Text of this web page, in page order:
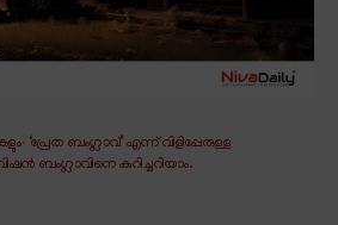
‘പ്രേത ബംഗ്ലാവ്’ എന്ന് വിളിപ്പേരുള്ള
ബംഗ്ലാവിനെ കുറിച്ചറിയാം.